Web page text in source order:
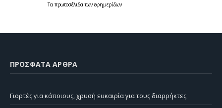
Τα πρωτοσέλιδατων εφημερίδων
ΠΡΌΣΦΑΤΑ ΆΡΘΡΑ
Γιορτές για κάποιους, χρυσή ευκαιρία για τους διαρρήκτες